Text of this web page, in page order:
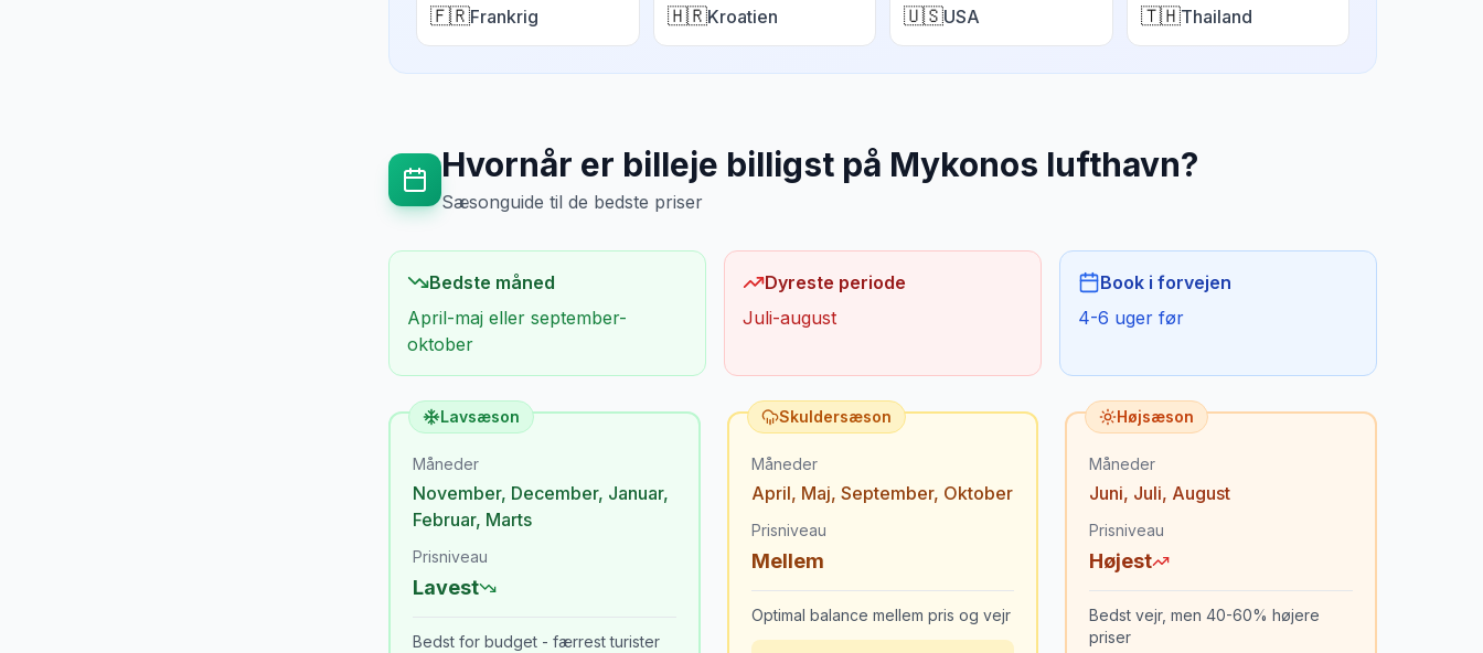
🇫🇷Frankrig 🇭🇷Kroatien 🇺🇸USA 🇹🇭Thailand
Hvornår er billeje billigst på Mykonos lufthavn?
Sæsonguide til de bedste priser
Bedste måned
April-maj eller september-
oktober
Dyreste periode
Juli-august
Book i forvejen
4-6 uger før
Lavsæson
Måneder
November, December, Januar,
Februar, Marts
Prisniveau
Lavest
Bedst for budget - færrest turister
Skuldersæson
Måneder
April, Maj, September, Oktober
Prisniveau
Mellem
Optimal balance mellem pris og vejr
Højsæson
Måneder
Juni, Juli, August
Prisniveau
Højest
Bedst vejr, men 40-60% højere
priser